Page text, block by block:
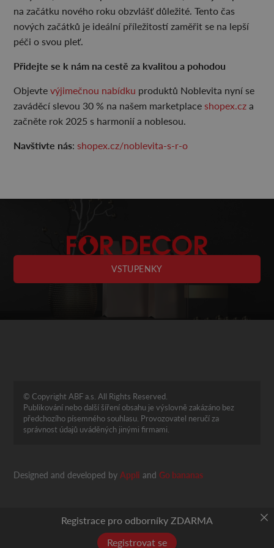
na začátku nového roku obzvlášť důležité. Tento čas
nových začátků je ideální příležitostí zaměřit se na lepší
péči o svou pleť.
Přidejte se k nám na cestě za kvalitou a pohodou
Objevtevýjimečnou nabídku produktů Noblevita nyní se
zaváděcí slevou 30 % na našem marketplace shopex.cza
začněte rok 2025 s harmonií a noblesou.
Navštivte nás: shopex.cz/noblevita-s-r-o
VSTUPENKY
© Copyright ABF a.s. All Rights Reserved.
Publikování nebo další šíření obsahu je výslovně zakázáno bez
předchozího písemného souhlasu. Provozovatel neručí za
správnost údajů uváděných jinými firmami.
Designed and developed byAppli andGo bananas
Registrace pro odborníky ZDARMA
Registrovat se